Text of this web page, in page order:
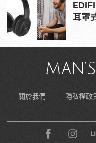
耳罩
關於我們 隱私權政